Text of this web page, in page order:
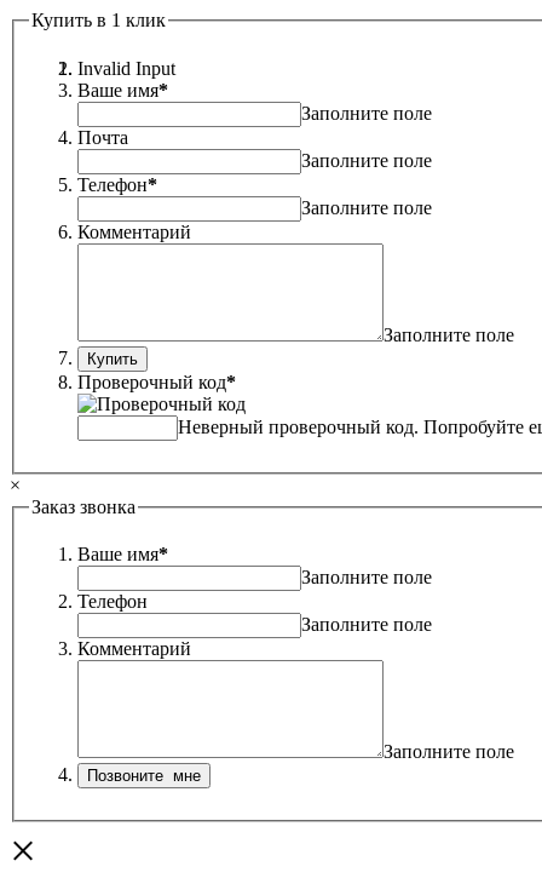
Купить в 1 клик
Invalid Input
Ваше имя*
Заполните поле
Почта
Заполните поле
Телефон*
Заполните поле
Комментарий
Заполните поле
Проверочный код*
Неверный проверочный код. Попробуйте
×
Заказ звонка
Ваше имя*
Заполните поле
Телефон
Заполните поле
Комментарий
Заполните поле
×